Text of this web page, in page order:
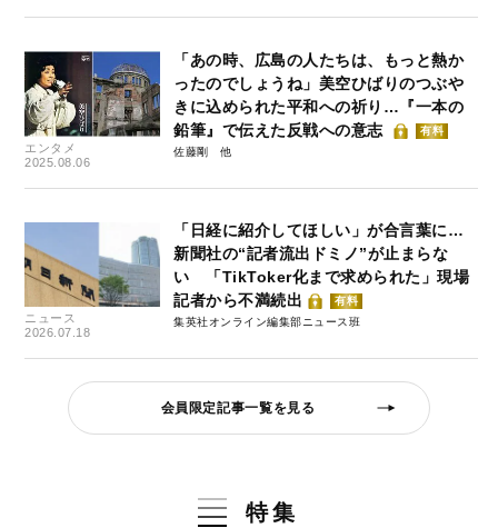
エンタメ
2025.08.06
「あの時、広島の人たちは、もっと熱か
ったのでしょうね」美空ひばりのつぶや
きに込められた平和への祈り…『一本の
鉛筆』で伝えた反戦への意志
有料
佐藤剛
ニュース
2026.07.18
「日経に紹介してほしい」が合言葉に…
新聞社の“記者流出ドミノ”が止まらな
い 「TikToker化まで求められた」現場
記者から不満続出
有料
集英社オンライン編集部ニュース班
会員限定記事一覧を見る
特集